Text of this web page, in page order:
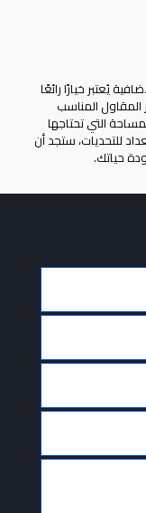
يُعتبر خيارًا رائعًا
المناسب
التي تحتاجها
للتحديات، ستجد أن
حياتك.